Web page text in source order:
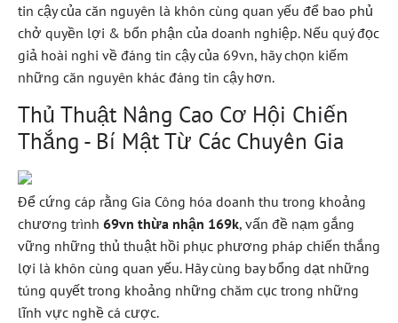
tin cậy của căn nguyên là khôn cùng quan yếu để bao phủ
chở quyền lợi & bổn phận của doanh nghiệp. Nếu quý đọc
giả hoài nghi về đáng tin cậy của 69vn, hãy chọn kiếm
những căn nguyên khác đáng tin cậy hơn.
Thủ Thuật Nâng Cao Cơ Hội Chiến
Thắng - Bí Mật Từ Các Chuyên Gia
Để cứng cáp rằng Gia Công hóa doanh thu trong khoảng
chương trình 69vn thừa nhận 169k, vấn đề nạm gắng
vững những thủ thuật hồi phục phương pháp chiến thắng
lợi là khôn cùng quan yếu. Hãy cùng bay bổng dạt những
túng quyết trong khoảng những chăm cục trong những
lĩnh vực nghề cá cược.